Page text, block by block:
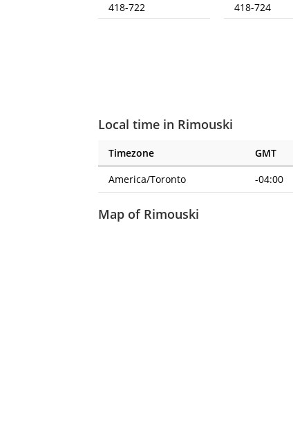
418-722
418-724
Local time in Rimouski
Timezone GMT
America/Toronto
-04:00
Map of Rimouski